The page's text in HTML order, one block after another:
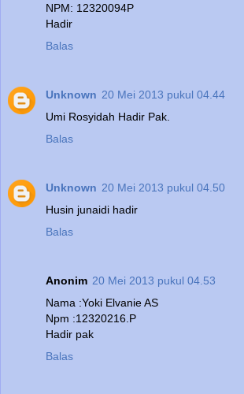
NPM: 12320094P
Hadir
Balas
Unknown 20 Mei 2013 pukul 04.44
Umi Rosyidah Hadir Pak.
Balas
Unknown 20 Mei 2013 pukul 04.50
Husin junaidi hadir
Balas
Anonim 20 Mei 2013 pukul 04.53
Nama :Yoki Elvanie AS
Npm :12320216.P
Hadir pak
Balas